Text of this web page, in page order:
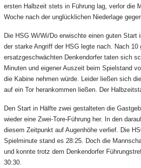
ersten Halbzeit stets in Führung lag, verlor die
Woche nach der unglücklichen Niederlage
Die HSG Wi/Wi/Do erwischte einen guten
der starke Angriff der HSG legte nach. Nach
ersatzgeschwächten Denkendorfer taten sich
Minuten und eigener Auszeit beim Spielstand
die Kabine nehmen würde. Leider ließen sich
auf ein Tor herankommen ließen. Der
Den Start in Hälfte zwei gestalteten die
wieder eine Zwei-Tore-Führung her. In den
diesem Zeitpunkt auf Augenhöhe verlief. Die
Spielminute stand es 28:25. Doch die
und konnte trotz dem Denkendorfer
30:30.